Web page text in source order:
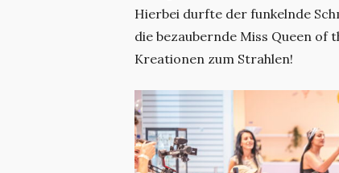
Hierbei durfte der funkelnde
die bezaubernde Miss Queen
Kreationen zum Strahlen!